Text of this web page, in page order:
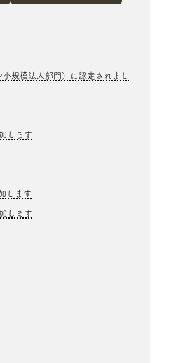
規模法人部門）に認定されまし
します
します
します